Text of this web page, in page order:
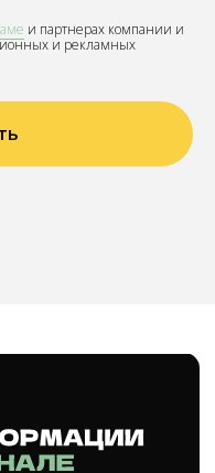
и партнерах компании и
и рекламных